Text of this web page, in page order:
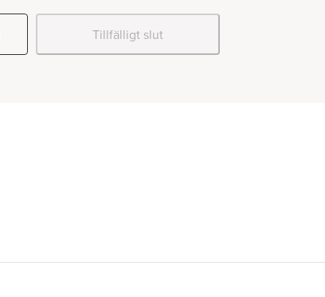
Tillfälligt slut